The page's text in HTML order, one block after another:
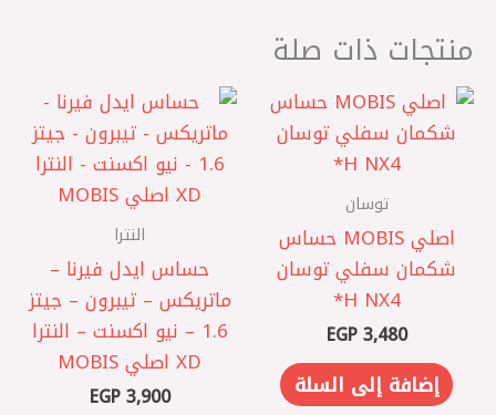
منتجات ذات صلة
توسان
اصلي MOBIS حساس
شكمان سفلي توسان
NX4 ‏H*
EGP3,480
إضافة إلى السلة
النترا
حساس ايدل فيرنا –
ماتريكس – تيبرون – جيتز
1.6 – نيو اكسنت – النترا
XD اصلي MOBIS
EGP3,900